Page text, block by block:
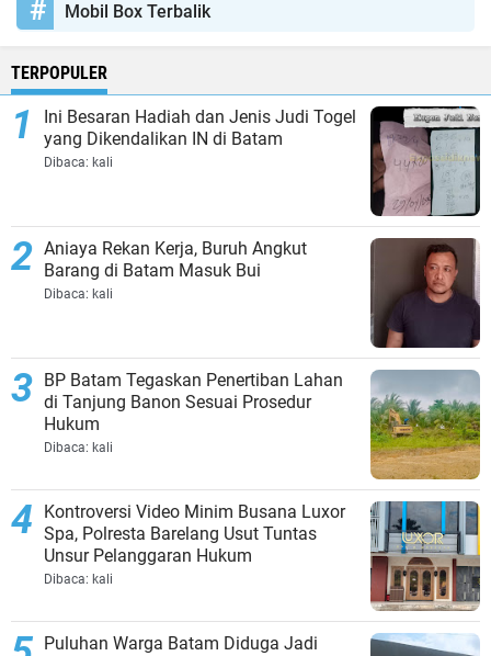
Mobil Box Terbalik
TERPOPULER
Ini Besaran Hadiah dan Jenis Judi Togel
yang Dikendalikan IN di Batam
Dibaca: kali
Aniaya Rekan Kerja, Buruh Angkut
Barang di Batam Masuk Bui
Dibaca: kali
BP Batam Tegaskan Penertiban Lahan
di Tanjung Banon Sesuai Prosedur
Hukum
Dibaca: kali
Kontroversi Video Minim Busana Luxor
Spa, Polresta Barelang Usut Tuntas
Unsur Pelanggaran Hukum
Dibaca: kali
Puluhan Warga Batam Diduga Jadi